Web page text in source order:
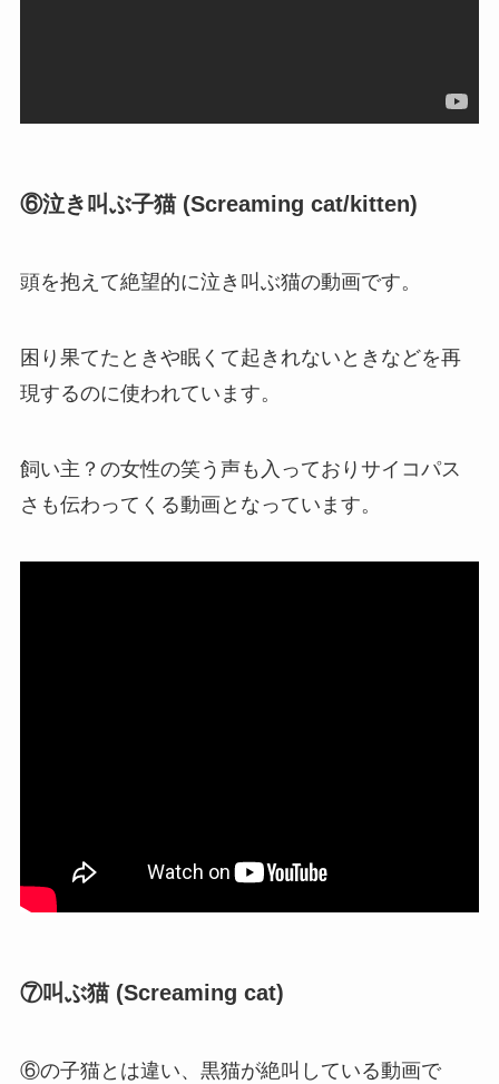
⑥泣き叫ぶ子猫 (Screaming cat/kitten)
頭を抱えて絶望的に泣き叫ぶ猫の動画です。
困り果てたときや眠くて起きれないときなどを再
現するのに使われています。
飼い主？の女性の笑う声も入っておりサイコパス
さも伝わってくる動画となっています。
⑦叫ぶ猫 (Screaming cat)
⑥の子猫とは違い、黒猫が絶叫している動画で